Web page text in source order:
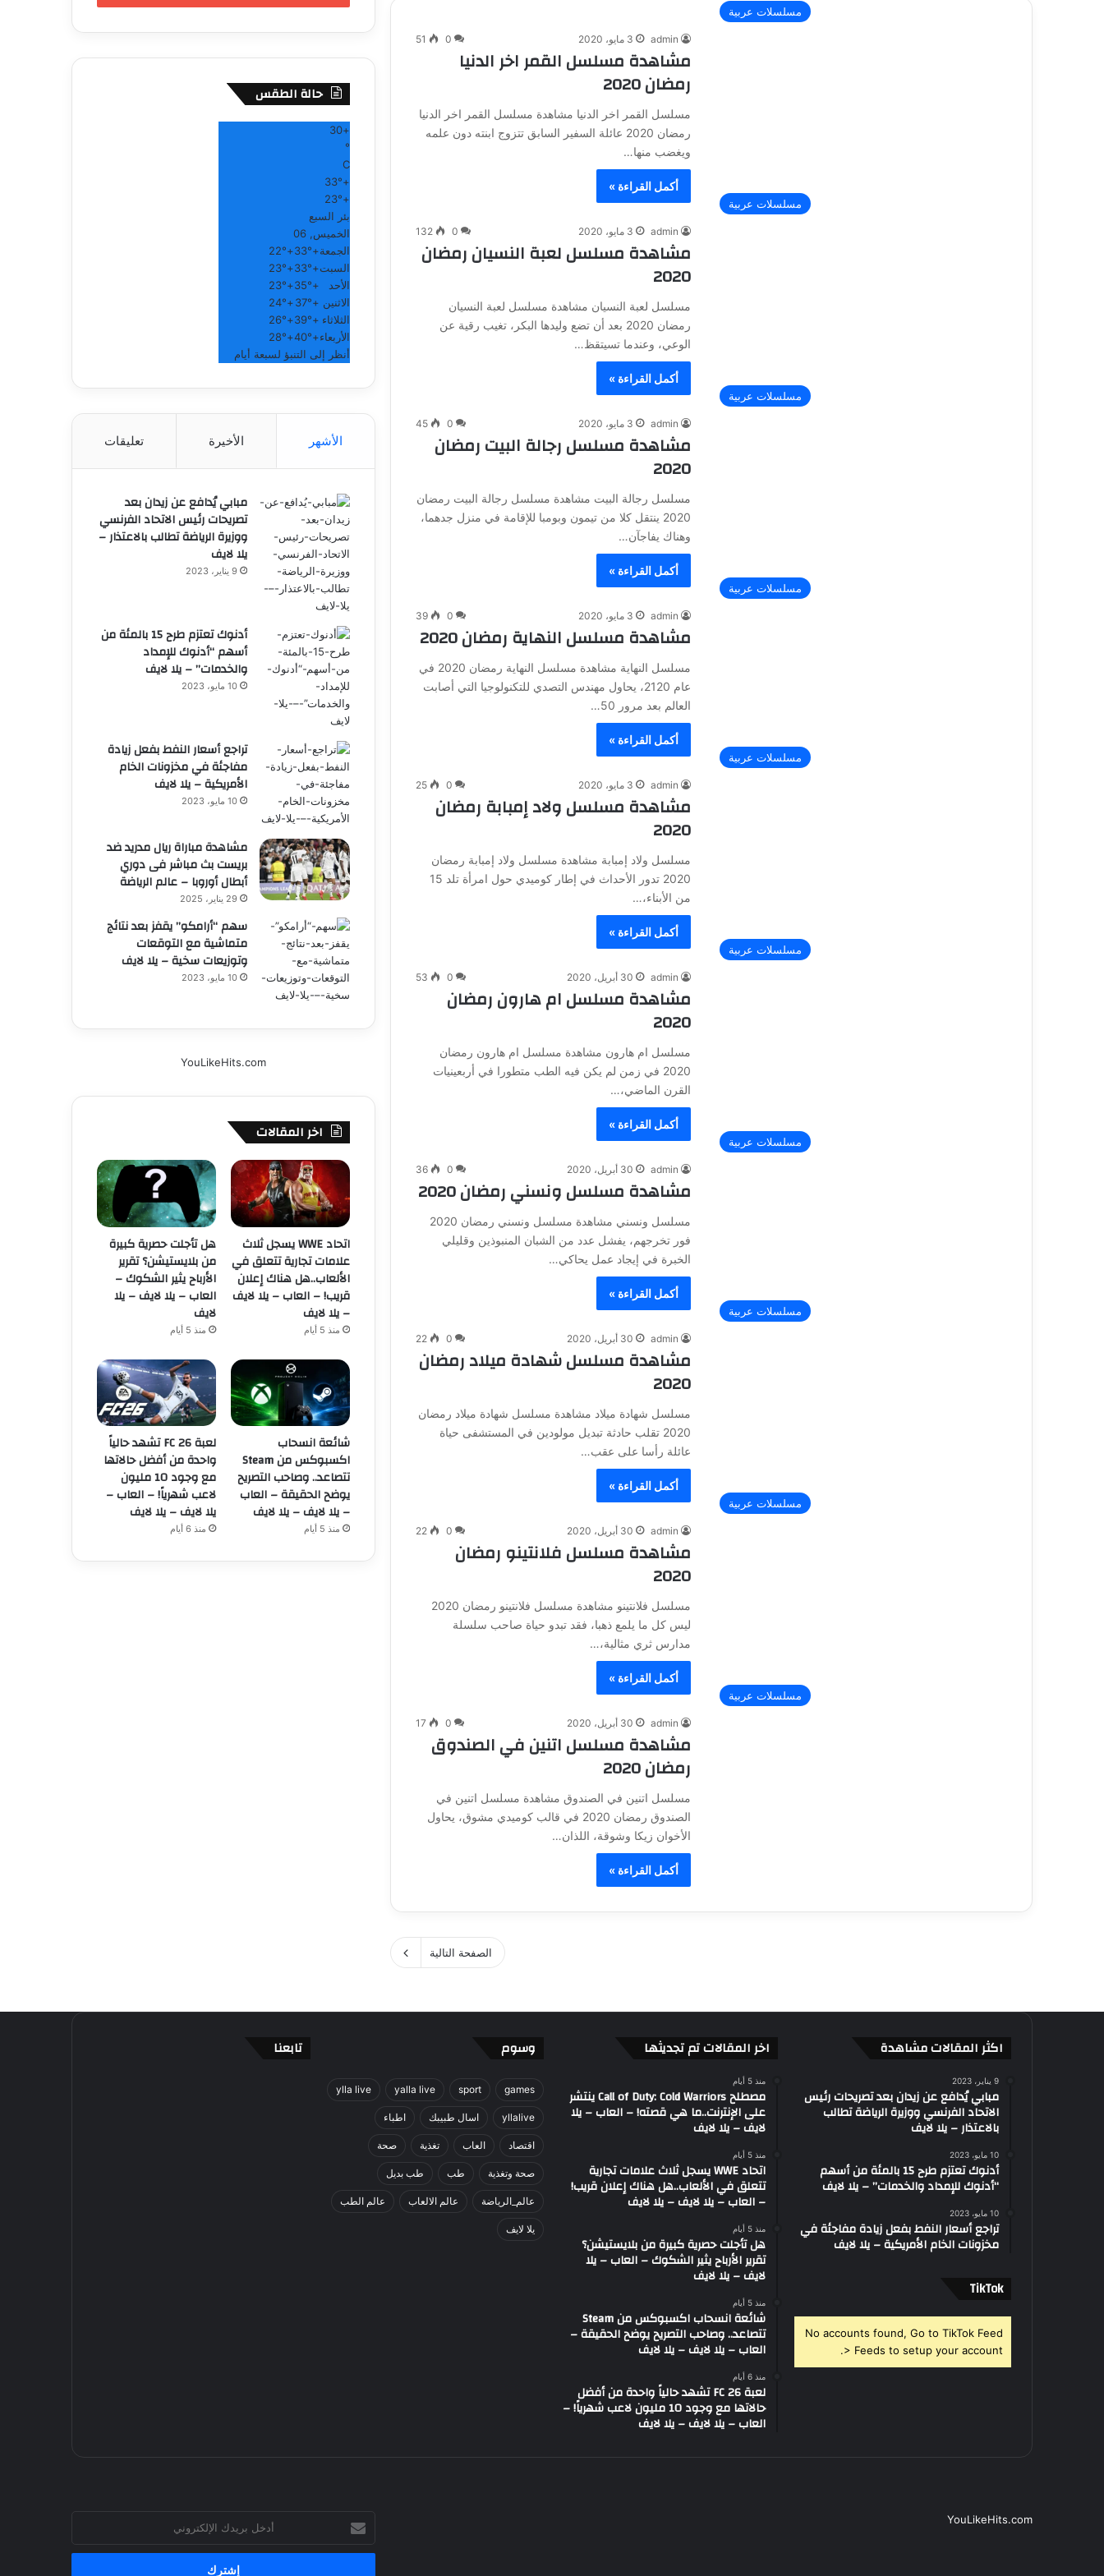
مسلسلات عربية
admin 3 مايو، 2020 0
51
مشاهدة مسلسل القمر اخر الدنيا
رمضان 2020
مسلسل القمر اخر الدنيا مشاهدة مسلسل القمر اخر الدنيا
رمضان 2020 عائلة السفير السابق تتزوج ابنته دون علمه
ويغضب منها…
أكمل القراءة »
مسلسلات عربية
admin 3 مايو، 2020 0
132
مشاهدة مسلسل لعبة النسيان رمضان
2020
مسلسل لعبة النسيان مشاهدة مسلسل لعبة النسيان
رمضان 2020 بعد أن تضع وليدها البكر، تغيب رقية عن
الوعي، وعندما تسيتقظ…
أكمل القراءة »
مسلسلات عربية
admin 3 مايو، 2020 0
45
مشاهدة مسلسل رجالة البيت رمضان
2020
مسلسل رجالة البيت مشاهدة مسلسل رجالة البيت رمضان
2020 ينتقل كلا من تيمون وبومبا للإقامة في منزل جدهما،
وهناك يفاجآن…
أكمل القراءة »
مسلسلات عربية
admin 3 مايو، 2020 0
39
مشاهدة مسلسل النهاية رمضان 2020
مسلسل النهاية مشاهدة مسلسل النهاية رمضان 2020 في
عام 2120، يحاول مهندس التصدي للتكنولوجيا التي أصابت
العالم بعد مرور 50…
أكمل القراءة »
مسلسلات عربية
admin 3 مايو، 2020 0
25
مشاهدة مسلسل ولاد إمبابة رمضان
2020
مسلسل ولاد إمبابة مشاهدة مسلسل ولاد إمبابة رمضان
2020 تدور الأحداث في إطار كوميدي حول امرأة تلد 15
من الأبناء،…
أكمل القراءة »
مسلسلات عربية
admin 30 أبريل، 2020 0
53
مشاهدة مسلسل ام هارون رمضان
2020
مسلسل ام هارون مشاهدة مسلسل ام هارون رمضان
2020 في زمن لم يكن فيه الطب متطورا في أربعينيات
القرن الماضي،…
أكمل القراءة »
مسلسلات عربية
admin 30 أبريل، 2020 0
36
مشاهدة مسلسل ونسني رمضان 2020
مسلسل ونسني مشاهدة مسلسل ونسني رمضان 2020
فور تخرجهم، يفشل عدد من الشبان المنبوذين وقليلي
الخبرة في إيجاد عمل يحاكي…
أكمل القراءة »
مسلسلات عربية
admin 30 أبريل، 2020 0
22
مشاهدة مسلسل شهادة ميلاد رمضان
2020
مسلسل شهادة ميلاد مشاهدة مسلسل شهادة ميلاد رمضان
2020 تقلب حادثة تبديل مولودين في المستشفى حياة
عائلة رأسا على عقب…
أكمل القراءة »
مسلسلات عربية
admin 30 أبريل، 2020 0
22
مشاهدة مسلسل فلانتينو رمضان
2020
مسلسل فلانتينو مشاهدة مسلسل فلانتينو رمضان 2020
ليس كل ما يلمع ذهبا، فقد تبدو حياة صاحب سلسلة
مدارس ثري مثالية،…
أكمل القراءة »
مسلسلات عربية
admin 30 أبريل، 2020 0
17
مشاهدة مسلسل اتنين في الصندوق
رمضان 2020
مسلسل اتنين في الصندوق مشاهدة مسلسل اتنين في
الصندوق رمضان 2020 في قالب كوميدي مشوق، يحاول
الأخوان زيكا وشوقة، اللذان…
أكمل القراءة »
الصفحة التالية
حالة الطقس
+
30
°
C
+
33°
+
23°
بئر السبع
الخميس, 06
الجمعة+
33°
+
22°
السبت+
33°
+
23°
الأحد
+
35°
+
23°
الاثنين +
37°
+
24°
الثلاثاء +
39°
+
26°
الأربعاء+
40°
+
28°
أنظر إلى التنبؤ لسبعة أيام
الأشهر الأخيرة تعليقات
مبابي يُدافع عن زيدان بعد
تصريحات رئيس الاتحاد الفرنسي
ووزيرة الرياضة تطالب بالاعتذار –
يلا لايف
9 يناير، 2023
أدنوك تعتزم طرح 15 بالمئة من
أسهم “أدنوك للإمداد
والخدمات” – يلا لايف
10 مايو، 2023
تراجع أسعار النفط بفعل زيادة
مفاجئة في مخزونات الخام
الأمريكية – يلا لايف
10 مايو، 2023
مشاهدة مباراة ريال مدريد ضد
بريست بث مباشر فى دوري
أبطال أوروبا – عالم الرياضة
29 يناير، 2025
سهم “أرامكو” يقفز بعد نتائج
متماشية مع التوقعات
وتوزيعات سخية – يلا لايف
10 مايو، 2023
YouLikeHits.com
اخر المقالات
اتحاد WWE يسجل ثلاث
علامات تجارية تتعلق في
الألعاب..هل هناك إعلان
قريب! – العاب – يلا لايف
– يلا لايف
منذ 5 أيام
هل تأجلت حصرية كبيرة
من بلايستيشن؟ تقرير
الأرباح يثير الشكوك –
العاب – يلا لايف – يلا
لايف
منذ 5 أيام
شائعة انسحاب
اكسبوكس من Steam
تتصاعد.. وصاحب التصريح
يوضح الحقيقة – العاب
– يلا لايف – يلا لايف
منذ 5 أيام
لعبة FC 26 تشهد حالياً
واحدة من أفضل حالاتها
مع وجود 10 مليون
لاعب شهرياً! – العاب –
يلا لايف – يلا لايف
منذ 6 أيام
اكثر المقالات مشاهدة
9 يناير، 2023
مبابي يُدافع عن زيدان بعد تصريحات رئيس
الاتحاد الفرنسي ووزيرة الرياضة تطالب
بالاعتذار – يلا لايف
10 مايو، 2023
أدنوك تعتزم طرح 15 بالمئة من أسهم
“أدنوك للإمداد والخدمات” – يلا لايف
10 مايو، 2023
تراجع أسعار النفط بفعل زيادة مفاجئة في
مخزونات الخام الأمريكية – يلا لايف
‫TikTok
No accounts found, Go to TikTok Feed
> Feeds to setup your account.
اخر المقالات تم تجديثها
منذ 5 أيام
مصطلح Call of Duty: Cold Warriors ينتشر
على الإنترنت..ما هي قصته! – العاب – يلا
لايف – يلا لايف
منذ 5 أيام
اتحاد WWE يسجل ثلاث علامات تجارية
تتعلق في الألعاب..هل هناك إعلان قريب!
– العاب – يلا لايف – يلا لايف
منذ 5 أيام
هل تأجلت حصرية كبيرة من بلايستيشن؟
تقرير الأرباح يثير الشكوك – العاب – يلا
لايف – يلا لايف
منذ 5 أيام
شائعة انسحاب اكسبوكس من Steam
تتصاعد.. وصاحب التصريح يوضح الحقيقة –
العاب – يلا لايف – يلا لايف
منذ 6 أيام
لعبة FC 26 تشهد حالياً واحدة من أفضل
حالاتها مع وجود 10 مليون لاعب شهرياً! –
العاب – يلا لايف – يلا لايف
وسوم
games
sport
yalla live
ylla live
yllalive اسال طبيبك اطباء
اقتصاد العاب تغذية صحة
صحة وتغذية طب طب بديل
عالم_الرياضة عالم الالعاب عالم الطب
يلا لايف
تابعنا
YouLikeHits.com
بريدك
الإلكتروني